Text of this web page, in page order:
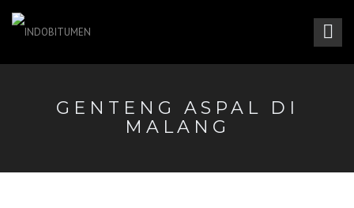
GENTENG ASPAL DI
MALANG